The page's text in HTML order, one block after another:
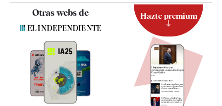
Contacto
Quiénes somos
Especificaciones
Otras webs de Hazte premium